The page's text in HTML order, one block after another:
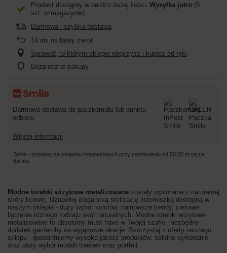
Produkt dostępny w bardzo dużej ilości Wysyłka jutro (5
szt. w magazynie)
Darmowa i szybka dostawa
14 dni na łatwy zwrot
Sprawdź, w którym sklepie obejrzysz i kupisz od ręki
Bezpieczne zakupy
Darmowa dostawa do paczkomatu lub punktu
odbioru
Więcej informacji
Smile - dostawy ze sklepów internetowych przy zamówieniu od 50,00 zł są za
darmo.
Modne torebki wizytowe metalizowane zostały wykonane z naturalnej
skóry licowej. Uzupełnij elegancką stylizację listonoszką dostępną w
naszym sklepie - duży wybór kolorów, najnowsze trendy, ciekawe
łączenie różnego rodzaju skór naturalnych. Modne torebki wizytowe
metalizowane to absolutny must have w Twojej szafie, niezbędny
dodatek garderoby na wyjątkowe okazje. Skorzystaj z oferty naszego
sklepu - gwarantujemy wysoką jakość produktów, solidne wykonanie
oraz duży wybór modeli torebek oraz portfeli.